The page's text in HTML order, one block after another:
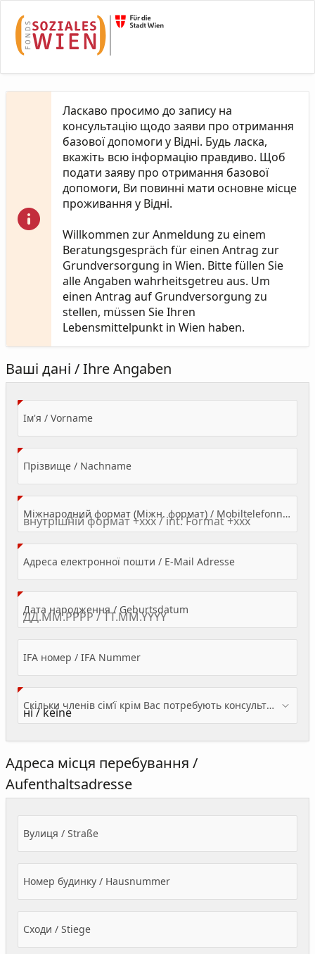
Ласкаво просимо до запису на
консультацію щодо заяви про отримання
базової допомоги у Відні. Будь ласка,
вкажіть всю інформацію правдиво. Щоб
подати заяву про отримання базової
допомоги, Ви повинні мати основне місце
проживання у Відні.
Willkommen zur Anmeldung zu einem
Beratungsgespräch für einen Antrag zur
Grundversorgung in Wien. Bitte füllen Sie
alle Angaben wahrheitsgetreu aus. Um
einen Antrag auf Grundversorgung zu
stellen, müssen Sie Ihren
Lebensmittelpunkt in Wien haben.
Ваші дані / Ihre Angaben
Ім'я / Vorname(Value Required)
Прізвище / Nachname(Value Required)
Міжнародний формат (Міжн. формат) / Mobiltelefonnummer
Адреса електронної пошти / E-Mail Adresse(Value Required)
Дата народження / Geburtsdatum
IFA номер / IFA Nummer
Скільки членів сім’ї крім Вас потребують консультації? / Wieviele Familienmitglieder brauchen Beratung - zusätzlich zu Ihnen?
Адреса місця перебування /
Aufenthaltsadresse
Вулиця / Straße
Номер будинку / Hausnummer
Сходи / Stiege